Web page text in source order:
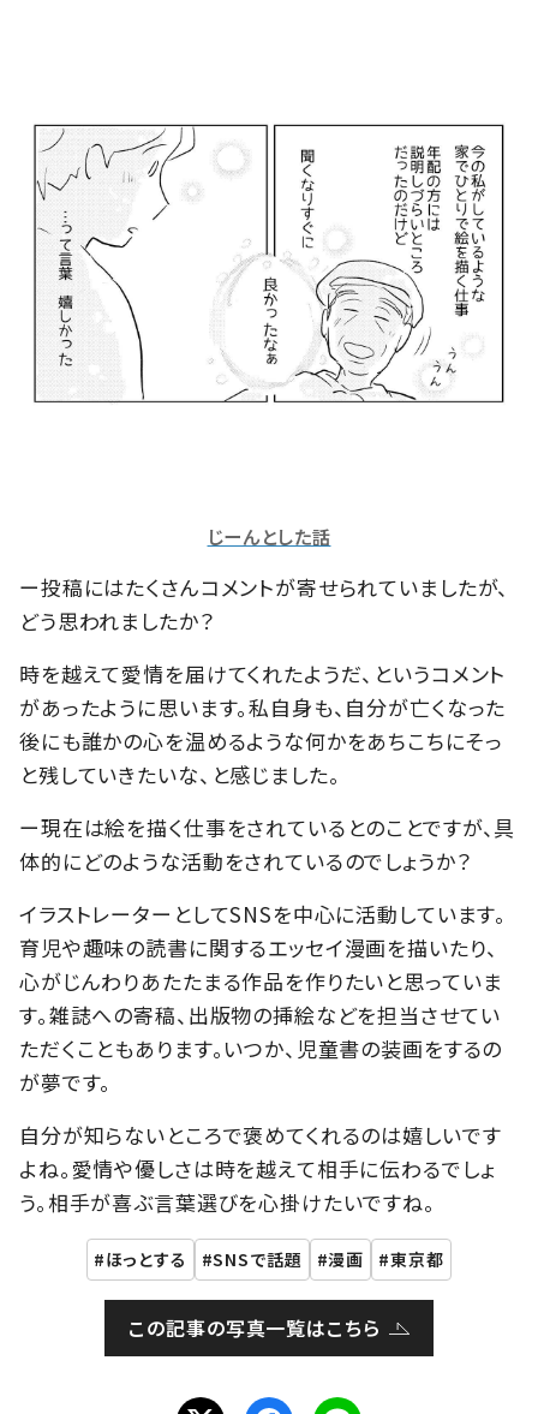
じーんとした話
ー投稿にはたくさんコメントが寄せられていましたが、
どう思われましたか？
時を越えて愛情を届けてくれたようだ、というコメント
があったように思います。私自身も、自分が亡くなった
後にも誰かの心を温めるような何かをあちこちにそっ
と残していきたいな、と感じました。
ー現在は絵を描く仕事をされているとのことですが、具
体的にどのような活動をされているのでしょうか？
イラストレーターとしてSNSを中心に活動しています。
育児や趣味の読書に関するエッセイ漫画を描いたり、
心がじんわりあたたまる作品を作りたいと思っていま
す。雑誌への寄稿、出版物の挿絵などを担当させてい
ただくこともあります。いつか、児童書の装画をするの
が夢です。
自分が知らないところで褒めてくれるのは嬉しいです
よね。愛情や優しさは時を越えて相手に伝わるでしょ
う。相手が喜ぶ言葉選びを心掛けたいですね。
ほっとする SNSで話題 漫画 東京都
この記事の写真一覧はこちら